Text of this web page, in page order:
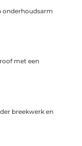
onderhoudsarm
met een
breekwerk en